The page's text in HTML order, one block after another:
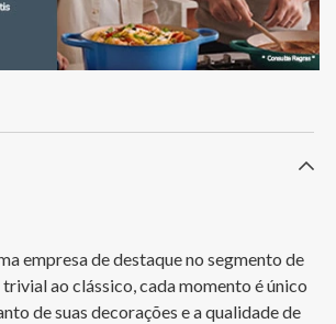
empresa de destaque no segmento de
trivial ao clássico, cada momento é único
de suas decorações e a qualidade de